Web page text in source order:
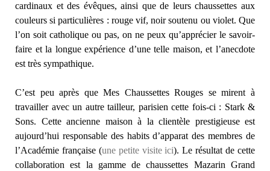
cardinaux et des évêques, ainsi que de leurs chaussettes aux
couleurs si particulières : rouge vif, noir soutenu ou violet. Que
l’on soit catholique ou pas, on ne peux qu’apprécier le savoir-
faire et la longue expérience d’une telle maison, et l’anecdote
est très sympathique.
C’est peu après que Mes Chaussettes Rouges se mirent à
travailler avec un autre tailleur, parisien cette fois-ci : Stark &
Sons. Cette ancienne maison à la clientèle prestigieuse est
aujourd’hui responsable des habits d’apparat des membres de
l’Académie française (une petite visite ici). Le résultat de cette
collaboration est la gamme de chaussettes Mazarin Grand